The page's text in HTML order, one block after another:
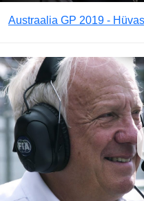
Austraalia GP 2019 -